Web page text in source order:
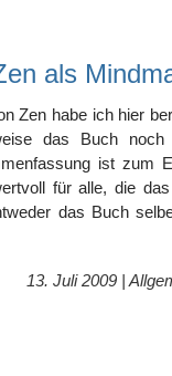
als
Zen habe ich hier
das Buch
ist zum
für alle, die
das Buch
13. Juli 2009 |